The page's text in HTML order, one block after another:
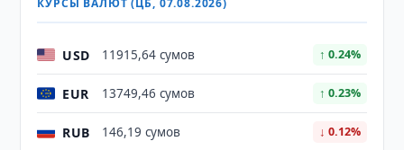
КУРСЫ ВАЛЮТ (ЦБ, 07.08.2026)
USD 11915,64 сумов ↑ 0.24%
EUR 13749,46 сумов ↑ 0.23%
RUB 146,19 сумов ↓ 0.12%